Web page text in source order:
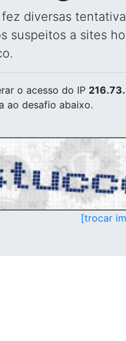
fez diversas
suspeitos a sites
o acesso do IP
ao desafio abaixo.
[trocar